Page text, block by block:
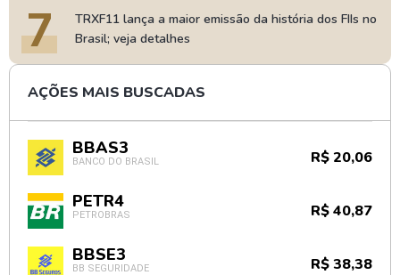
7
TRXF11 lança a maior emissão da história dos FIIs no
Brasil; veja detalhes
AÇÕES MAIS BUSCADAS
BBAS3
BANCO DO BRASIL R$ 20,06
PETR4
PETROBRAS R$ 40,87
BBSE3
BB SEGURIDADE R$ 38,38